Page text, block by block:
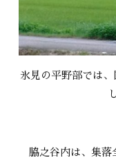
氷見の平野部では
脇之谷内は、集落